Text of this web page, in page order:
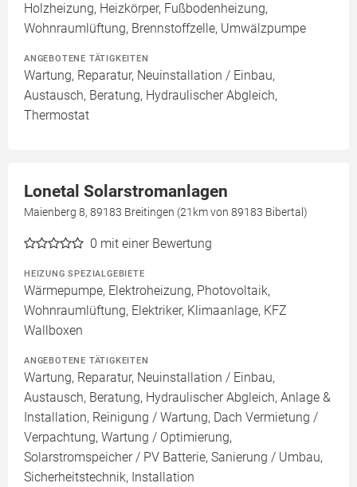
Holzheizung, Heizkörper, Fußbodenheizung,
Wohnraumlüftung, Brennstoffzelle, Umwälzpumpe
ANGEBOTENE TÄTIGKEITEN
Wartung, Reparatur, Neuinstallation / Einbau,
Austausch, Beratung, Hydraulischer Abgleich,
Thermostat
Lonetal Solarstromanlagen
Maienberg 8, 89183 Breitingen (21km von 89183 Bibertal)
0 mit einer Bewertung
HEIZUNG SPEZIALGEBIETE
Wärmepumpe, Elektroheizung, Photovoltaik,
Wohnraumlüftung, Elektriker, Klimaanlage, KFZ
Wallboxen
ANGEBOTENE TÄTIGKEITEN
Wartung, Reparatur, Neuinstallation / Einbau,
Austausch, Beratung, Hydraulischer Abgleich, Anlage &
Installation, Reinigung / Wartung, Dach Vermietung /
Verpachtung, Wartung / Optimierung,
Solarstromspeicher / PV Batterie, Sanierung / Umbau,
Sicherheitstechnik, Installation